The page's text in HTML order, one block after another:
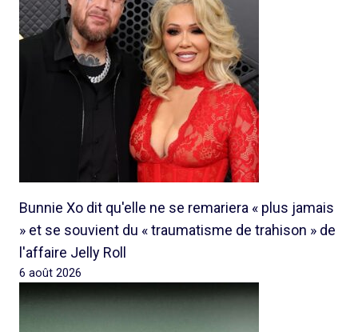
Bunnie Xo dit qu'elle ne se remariera « plus jamais
» et se souvient du « traumatisme de trahison » de
l'affaire Jelly Roll
6 août 2026